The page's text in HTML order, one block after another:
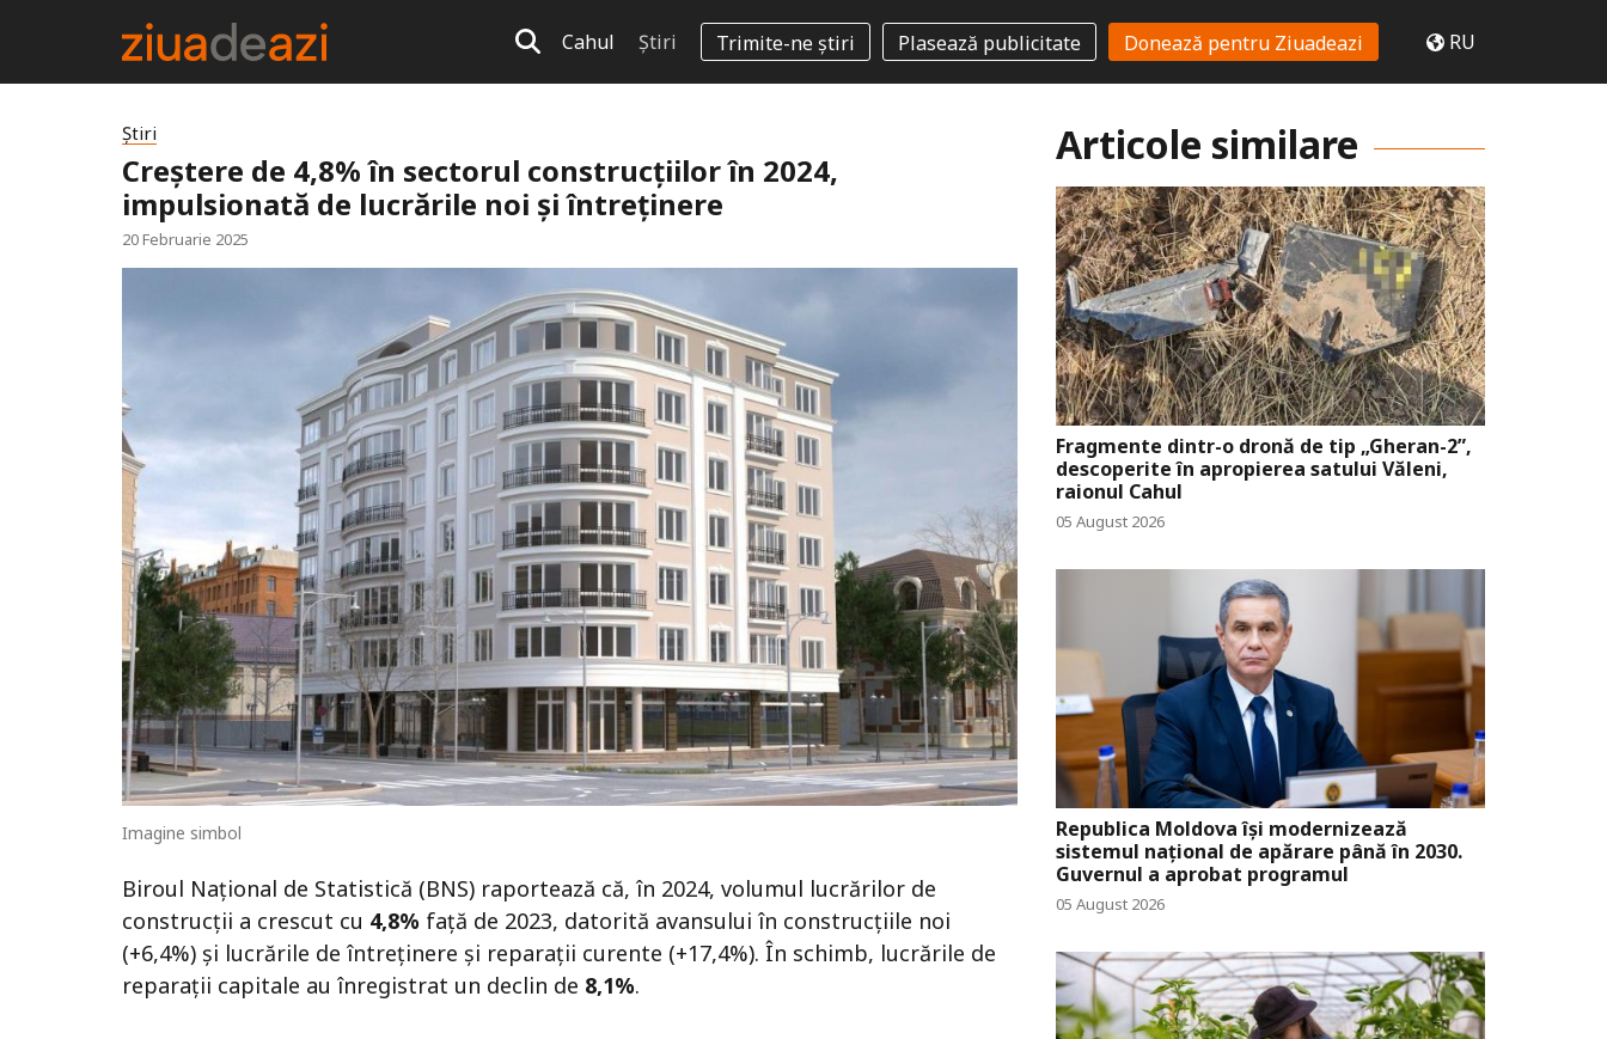
Cahul Știri Trimite-ne știri Plasează publicitate Donează pentru Ziuadeazi RU
Știri
Creștere de 4,8% în sectorul construcțiilor în 2024,
impulsionată de lucrările noi și întreținere
20 Februarie 2025
Imagine simbol
Biroul Național de Statistică (BNS) raportează că, în 2024, volumul lucrărilor de
construcții a crescut cu 4,8% față de 2023, datorită avansului în construcțiile noi
(+6,4%) și lucrările de întreținere și reparații curente (+17,4%). În schimb, lucrările de
reparații capitale au înregistrat un declin de 8,1%.
Articole similare
Fragmente dintr-o dronă de tip „Gheran-2”,
descoperite în apropierea satului Văleni,
raionul Cahul
05 August 2026
Republica Moldova își modernizează
sistemul național de apărare până în 2030.
Guvernul a aprobat programul
05 August 2026